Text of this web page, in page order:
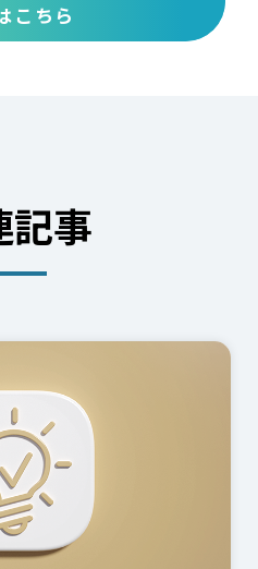
こちら
記事